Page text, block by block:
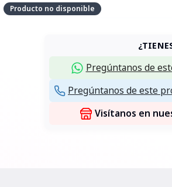
Producto no disponible
Pregúntanos de
Pregúntanos de este
Visítanos en